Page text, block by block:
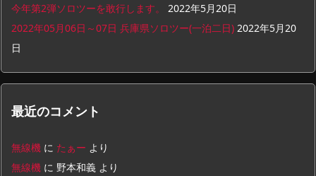
今年第2弾ソロツーを敢行します。
2022年5月20日
2022年05月06日～07日 兵庫県ソロツー(一泊二日) 2022年5月20
日
最近のコメント
無線機 に たぁー より
無線機 に 野本和義 より